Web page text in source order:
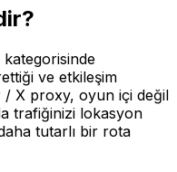
ve etkileşim
X proxy, oyun içi değil
trafiğinizi lokasyon
tutarlı bir rota